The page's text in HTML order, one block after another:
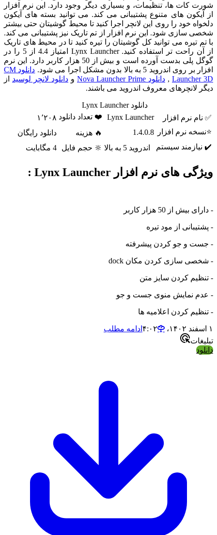
شورت کات ها، تنظیمات، و بسیاری دیگر وجود دارد. این نرم افزار
از آیکون های متنوع پشتیبانی می کند. می توانید بسته های آیکون
دلخواه خود را روی این لانچر اجرا کنید تا محیط گوشیتان حتی بیشتر
شخصی سازی شود. این نرم افزار از تم تاریک نیز پشتیبانی می کند.
با تم تیره می توانید کل گوشیتان را تیره کنید تا در محیط های تاریک
از آن راحت تر استفاده کنید. Lynx Launcher امتیاز 4.4 از 5 را در
گوگل پلی بدست آورده است و بیش از 50 هزار کاربر دارد. این نرم
افزار بر روی اندروید 5 به بالا بدون مشکل اجرا می شود.
دانلود CM
Launcher 3D
, دانلود Nova Launcher Prime و دانلود لانچر لوسید از
دیگر لانچرهای معروف اندروید می باشند.
دانلود Lynx Launcher
✅ نام نرم افزار
Lynx Launcher ❤️ تعداد دانلود ۱٬۲۰۸
⭐نسخه نرم افزار
1.4.0.8 🔥 هزینه
دانلود رایگان
✔️ نیازمند سیستم
اندروید 5 به بالا 🔆 حجم فایل 4 مگابایت
ویژگی های نرم افزار Lynx Launcher :
- دارای بیش از 50 هزار کاربر
- پشتیبانی از مود تیره
- جست و جو کردن پیشرفته
- شخصی سازی کردن مکان dock
- تنظیم کردن سایز متن
- عدم نمایش منوی جست و جو
- تنظیم کردن اعلامیه ها
۱ اسفند ۱۴۰۲،‏ ۴:۰۲
ادامه مطلب
تبلیغات
دانلود